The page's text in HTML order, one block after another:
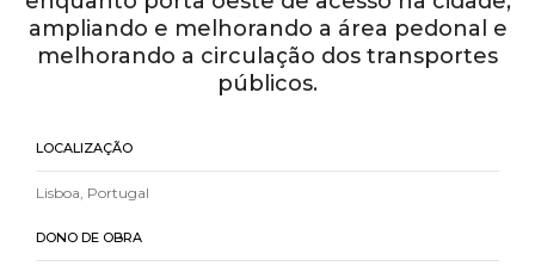
ampliando e melhorando a área pedonal e
melhorando a circulação dos transportes
públicos.
LOCALIZAÇÃO
Lisboa, Portugal
DONO DE OBRA